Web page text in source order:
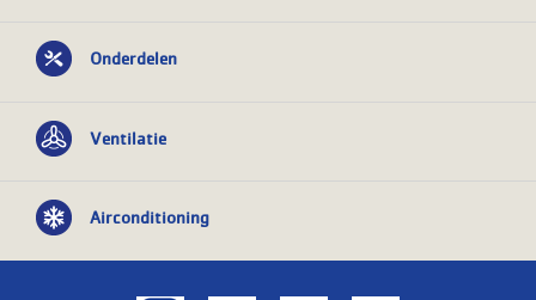
Onderdelen
Ventilatie
Airconditioning